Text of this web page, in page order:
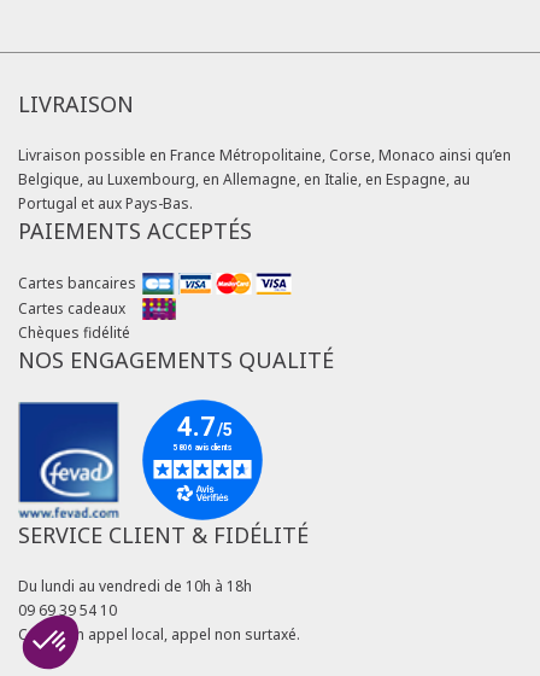
LIVRAISON
Livraison possible en France Métropolitaine, Corse, Monaco ainsi qu’en
Belgique, au Luxembourg, en Allemagne, en Italie, en Espagne, au
Portugal et aux Pays-Bas.
PAIEMENTS ACCEPTÉS
Cartes bancaires
Cartes cadeaux
Chèques fidélité
NOS ENGAGEMENTS QUALITÉ
SERVICE CLIENT & FIDÉLITÉ
Du lundi au vendredi de 10h à 18h
09 69 39 54 10
Coût d'un appel local, appel non surtaxé.